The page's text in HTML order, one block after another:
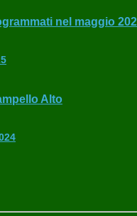
nel maggio
Alto